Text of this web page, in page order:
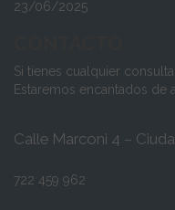
23/06/2025
Si tienes cualquier
Estaremos encantados de
Calle Marconi 4 –
722 459 962